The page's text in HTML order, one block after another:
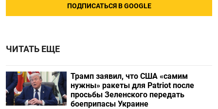
ПОДПИСАТЬСЯ В GOOGLE
ЧИТАТЬ ЕЩЕ
Трамп заявил, что США «самим
нужны» ракеты для Patriot после
просьбы Зеленского передать
боеприпасы Украине